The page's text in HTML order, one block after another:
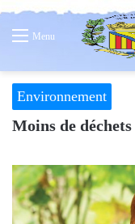
Menu
Environnement
Moins de